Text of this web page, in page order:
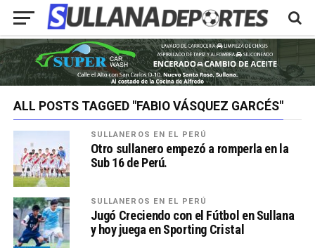
ALL POSTS TAGGED "FABIO VÁSQUEZ GARCÉS"
SULLANEROS EN EL PERÚ
Otro sullanero empezó a romperla en la
Sub 16 de Perú.
SULLANEROS EN EL PERÚ
Jugó Creciendo con el Fútbol en Sullana
y hoy juega en Sporting Cristal